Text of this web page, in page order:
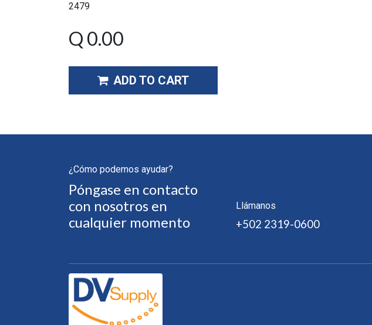
2479
Q 0.00
ADD TO CART
¿Cómo podemos ayudar?
Póngase en contacto
con nosotros en
cualquier momento
Llámanos
+502 2319-0600